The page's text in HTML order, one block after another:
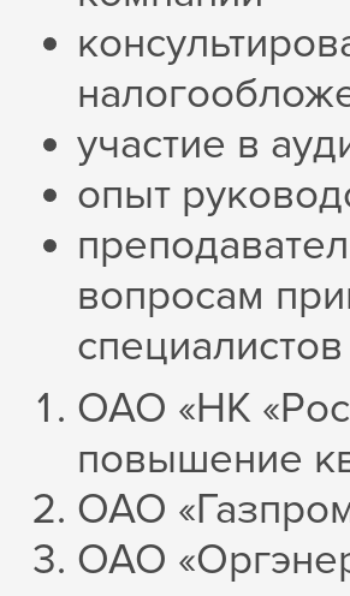
участие в
опыт
вопросам
ОАО «НК
повышение
ОАО
ОАО